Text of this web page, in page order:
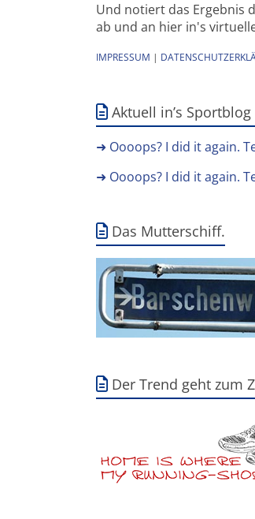
Und notiert das Ergebnis
ab und an hier in's
IMPRESSUM |
Aktuell in’s
➜ Oooops? I did it again.
➜ Oooops? I did it again.
Das Mutterschiff.
Der Trend geht zum